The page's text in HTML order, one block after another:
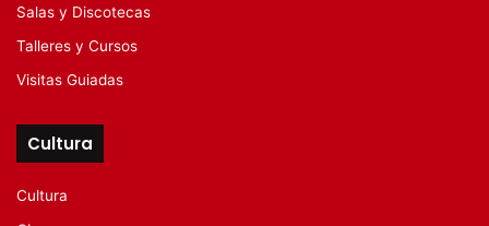
Salas y Discotecas
Talleres y Cursos
Visitas Guiadas
Cultura
Cultura